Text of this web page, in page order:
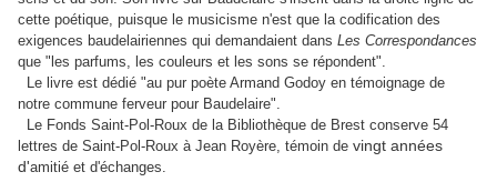
cette poétique, puisque le musicisme n'est que la codification des
exigences baudelairiennes qui demandaient dans Les Correspondances
que "les parfums, les couleurs et les sons se répondent".
Le livre est dédié "au pur poète Armand Godoy en témoignage de
notre commune ferveur pour Baudelaire".
Le Fonds Saint-Pol-Roux de la Bibliothèque de Brest conserve 54
lettres de Saint-Pol-Roux à Jean Royère, témoin de vingt années
d'amitié et d'échanges.